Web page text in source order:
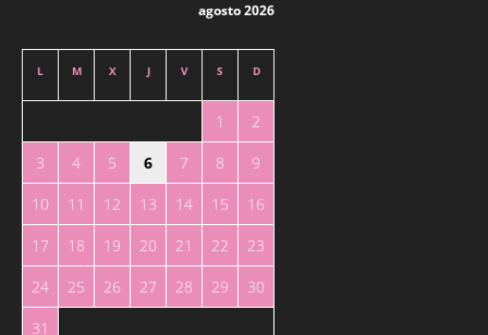
agosto 2026
L M X J V S D
1
2
3
4 5 6 7 8
9
10
11 12 13 14 15
16
17
18 19 20 21 22
23
24
25 26 27 28 29
30
31